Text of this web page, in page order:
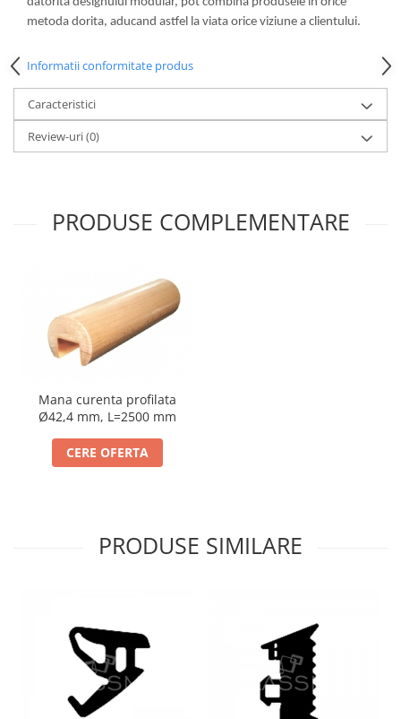
metoda dorita, aducand astfel la viata orice viziune a clientului.
Informatii conformitate produs
Caracteristici
Review-uri(0)
PRODUSE COMPLEMENTARE
Mana curenta profilata
Ø42,4 mm, L=2500 mm
CERE OFERTA
PRODUSE SIMILARE